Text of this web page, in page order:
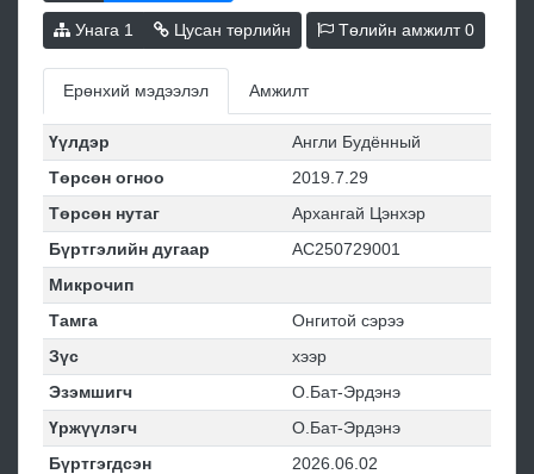
Унага 1 Цусан төрлийн Төлийн амжилт0
Ерөнхий мэдээлэл Амжилт
Үүлдэр
Англи Будённый
Төрсөн огноо
2019.7.29
Төрсөн нутаг
Архангай Цэнхэр
Бүртгэлийн дугаар
АС250729001
Микрочип
Тамга
Онгитой сэрээ
Зүс
хээр
Эзэмшигч
О.Бат-Эрдэнэ
Үржүүлэгч
О.Бат-Эрдэнэ
Бүртгэгдсэн
2026.06.02